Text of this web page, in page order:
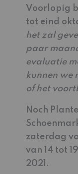
Voorlopig
tot eind
het zal
paar
evaluatie
kunnen we
of het
Noch
zaterdag
van 14 tot
2021.